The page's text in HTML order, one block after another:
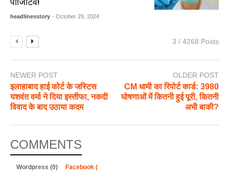
headlinesstory - October 29, 2024
3 / 4268 Posts
NEWER POST
इलाहाबाद हाई कोर्ट के जस्टिस
यशवंत वर्मा ने दिया इस्तीफा, नकदी
विवाद के बाद उठाया कदम
OLDER POST
CM धामी का रिपोर्ट कार्ड: 3980
घोषणाओं में कितनी हुई पूरी, कितनी
अभी बाकी?
COMMENTS
Wordpress (0) Facebook (